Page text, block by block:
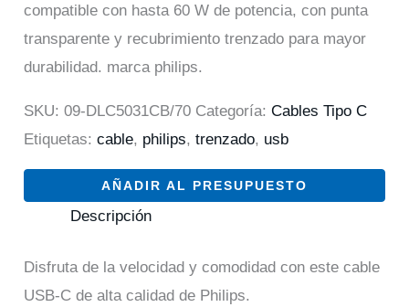
compatible con hasta 60 W de potencia, con punta
transparente y recubrimiento trenzado para mayor
durabilidad. marca philips.
SKU:09-DLC5031CB/70 Categoría:Cables Tipo C
Etiquetas:cable, philips,trenzado, usb
AÑADIR AL PRESUPUESTO
Descripción
Disfruta de la velocidad y comodidad con este cable
USB-C de alta calidad de Philips.